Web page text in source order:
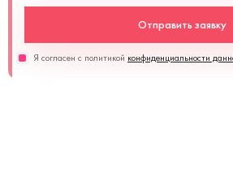
Отправить заявку
Я согласен с политикой конфиденциальности